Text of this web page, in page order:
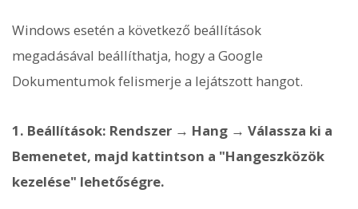
Windows esetén a következő beállítások
megadásával beállíthatja, hogy a Google
Dokumentumok felismerje a lejátszott hangot.
1. Beállítások: Rendszer → Hang → Válassza ki a
Bemenetet, majd kattintson a "Hangeszközök
kezelése" lehetőségre.